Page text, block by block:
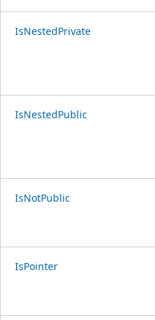
IsNestedPrivate
IsNestedPublic
IsNotPublic
IsPointer